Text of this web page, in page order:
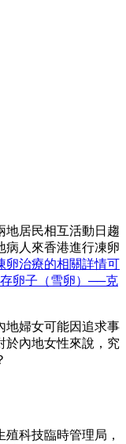
地居民相互活動日趨
病人來香港進行凍卵
卵治療的相關詳情可
卵子（雪卵）──克
地婦女可能因追求事
於內地女性來說，究
科技臨時管理局，